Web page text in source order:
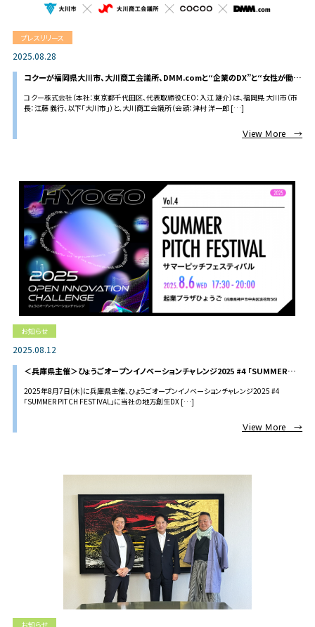
プレスリリース
2025.08.28
コクーが福岡県大川市、大川商工会議所、DMM.comと“企業のDX”と“女性が働き
を対象としたデジタル活用支援を2025年10月に開始～
コクー株式会社（本社：東京都千代田区、代表取締役CEO：入江 雄介）は、福岡県 大川市（市
長：江藤 義行、以下「大川市」）と、大川商工会議所（会頭：津村 洋一郎 […]
Ｖiew Ｍore →
お知らせ
2025.08.12
＜兵庫県主催＞ひょうごオープンイノベーションチャレンジ2025 #4 「SUMMER
2025年8月7日(木)に兵庫県主催、ひょうごオープンイノベーションチャレンジ2025 #4
「SUMMER PITCH FESTIVAL」に当社の地方創生DX […]
Ｖiew Ｍore →
お知らせ